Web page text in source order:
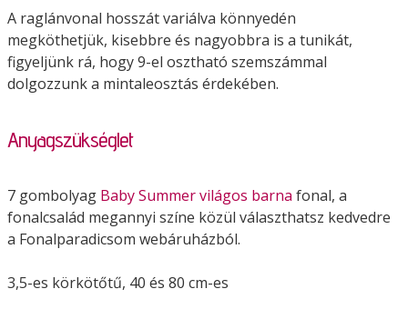
A raglánvonal hosszát variálva könnyedén
megköthetjük, kisebbre és nagyobbra is a tunikát,
figyeljünk rá, hogy 9-el osztható szemszámmal
dolgozzunk a mintaleosztás érdekében.
Anyagszükséglet
7 gombolyag Baby Summer világos barna fonal, a
fonalcsalád megannyi színe közül választhatsz kedvedre
a Fonalparadicsom webáruházból.
3,5-es körkötőtű, 40 és 80 cm-es